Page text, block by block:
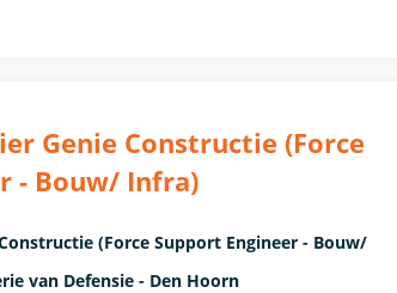
Genie Constructie (Force
- Bouw/ Infra)
(Force Support Engineer - Bouw/
van Defensie - Den Hoorn